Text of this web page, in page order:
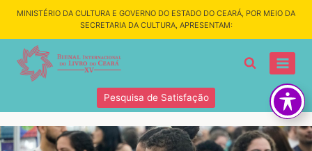
MINISTÉRIO DA CULTURA E GOVERNO DO ESTADO DO CEARÁ, POR MEIO DA
SECRETARIA DA CULTURA, APRESENTAM:
Pesquisa de Satisfação